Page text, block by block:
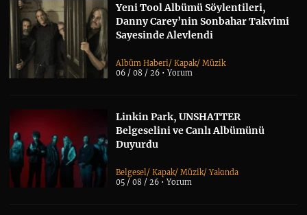
Yeni Tool Albümü Söylentileri,
Danny Carey’nin Sonbahar Takvimi
Sayesinde Alevlendi
Albüm Haberi/Kapak/Müzik
06 / 08 / 26 •Yorum
Linkin Park, UNSHATTER
Belgeselini ve Canlı Albümünü
Duyurdu
Belgesel/Kapak/Müzik/Yakında
05 / 08 / 26 •Yorum